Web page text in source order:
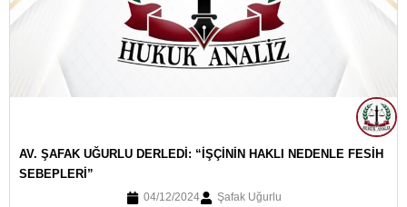
AV. ŞAFAK UĞURLU DERLEDI: “İŞÇININ HAKLI NEDENLE FESIH
SEBEPLERI”
04/12/2024 Şafak Uğurlu